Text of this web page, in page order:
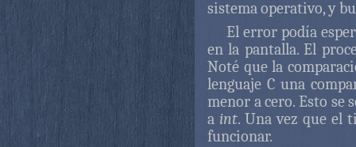
sistema operativo, y
El error podía
en la pantalla. El
Noté que la
lenguaje C una
menor a cero. Esto se
a int. Una vez que el
funcionar.